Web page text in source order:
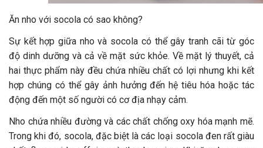
Ăn nho với socola có sao không?
Sự kết hợp giữa nho và socola có thể gây tranh cãi từ góc
độ dinh dưỡng và cả về mặt sức khỏe. Về mặt lý thuyết, cả
hai thực phẩm này đều chứa nhiều chất có lợi nhưng khi kết
hợp chúng có thể gây ảnh hưởng đến hệ tiêu hóa hoặc tác
động đến một số người có cơ địa nhạy cảm.
Nho chứa nhiều đường và các chất chống oxy hóa mạnh mẽ.
Trong khi đó, socola, đặc biệt là các loại socola đen rất giàu